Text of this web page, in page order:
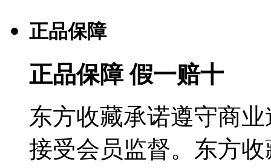
正品保障
正品保障 假一赔十
东方收藏承诺遵守商
接受会员监督。东方